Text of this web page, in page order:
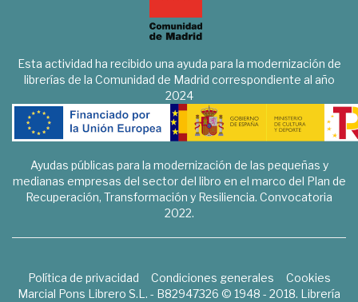
Esta actividad ha recibido una ayuda para la modernización de
librerías de la Comunidad de Madrid correspondiente al año
2024
Ayudas públicas para la modernización de las pequeñas y
medianas empresas del sector del libro en el marco del Plan de
Recuperación, Transformación y Resiliencia. Convocatoria
2022.
Política de privacidad Condiciones generales
Cookies
Marcial Pons Librero S.L. - B82947326 © 1948 - 2018. Librería